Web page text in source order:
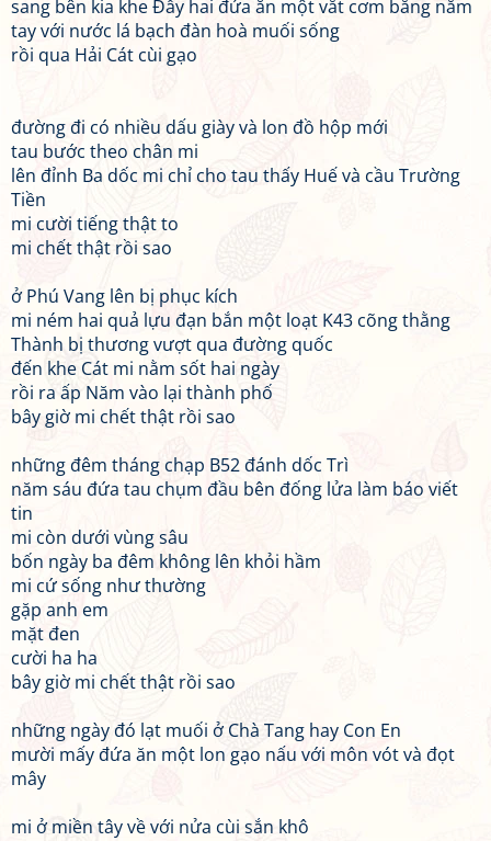
sang bên kia khe Đầy hai đứa ăn một vắt cơm bằng nắm
tay với nước lá bạch đàn hoà muối sống
rồi qua Hải Cát cùi gạo
đường đi có nhiều dấu giày và lon đồ hộp mới
tau bước theo chân mi
lên đỉnh Ba dốc mi chỉ cho tau thấy Huế và cầu Trường
Tiền
mi cười tiếng thật to
mi chết thật rồi sao
ở Phú Vang lên bị phục kích
mi ném hai quả lựu đạn bắn một loạt K43 cõng thằng
Thành bị thương vượt qua đường quốc
đến khe Cát mi nằm sốt hai ngày
rồi ra ấp Năm vào lại thành phố
bây giờ mi chết thật rồi sao
những đêm tháng chạp B52 đánh dốc Trì
năm sáu đứa tau chụm đầu bên đống lửa làm báo viết
tin
mi còn dưới vùng sâu
bốn ngày ba đêm không lên khỏi hầm
mi cứ sống như thường
gặp anh em
mặt đen
cười ha ha
bây giờ mi chết thật rồi sao
những ngày đó lạt muối ở Chà Tang hay Con En
mười mấy đứa ăn một lon gạo nấu với môn vót và đọt
mây
mi ở miền tây về với nửa cùi sắn khô